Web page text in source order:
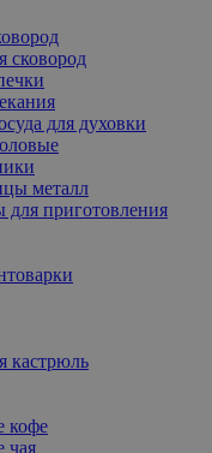
сковород
для духовки
металл
приготовления
кастрюль
кофе
чая